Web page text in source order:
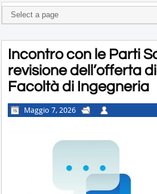
Incontro con le Parti
revisione dell’offerta
Facoltà di Ingegneria
Maggio 7, 2026